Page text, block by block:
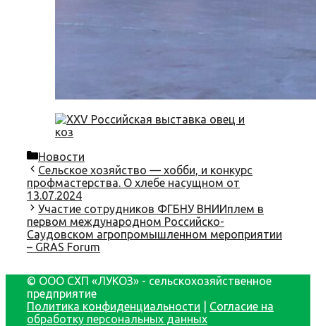
Categories
Новости
Сельское хозяйство — хобби, и конкурс
профмастерства. О хлебе насущном от
13.07.2024
Участие сотрудников ФГБНУ ВНИИплем в
первом международном Российско-
Саудовском агропромышленном мероприятии
– GRAS Forum
© ООО СХП «ЛУКОЗ» - сельскохозяйственное
предприятие
Политика конфиденциальности
Согласие на
обработку персональных данных